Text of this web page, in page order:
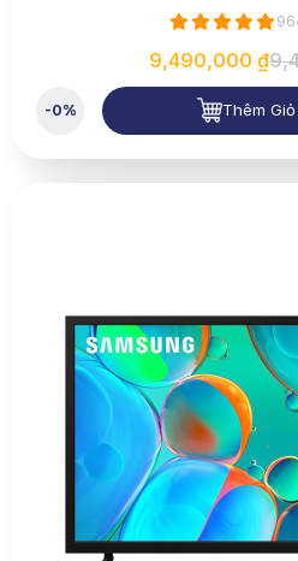
9,490,000 ₫
-0% Thêm